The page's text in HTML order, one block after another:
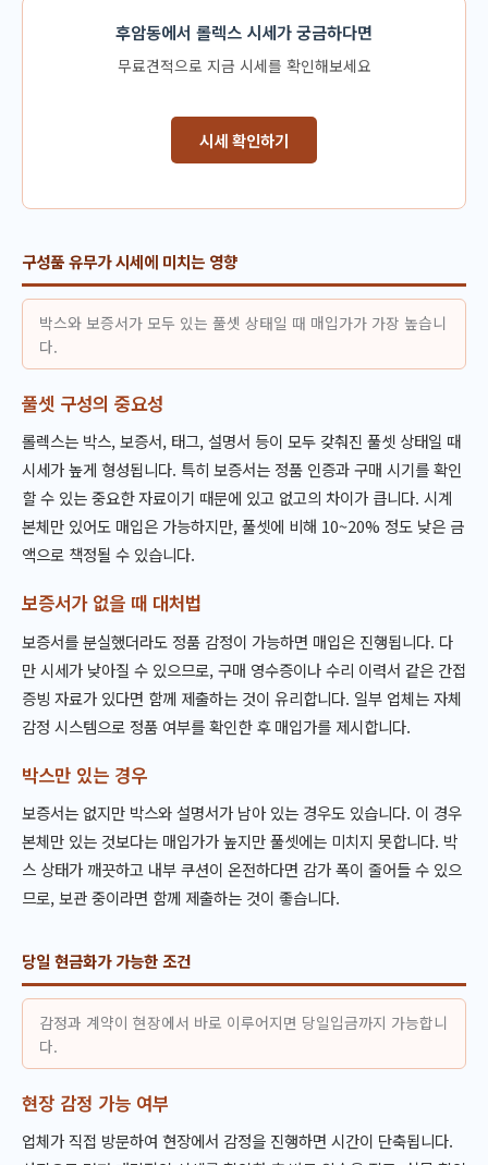
후암동에서 롤렉스 시세가 궁금하다면
무료견적으로 지금 시세를 확인해보세요
시세 확인하기
구성품 유무가 시세에 미치는 영향
박스와 보증서가 모두 있는 풀셋 상태일 때 매입가가 가장 높습니
다.
풀셋 구성의 중요성
롤렉스는 박스, 보증서, 태그, 설명서 등이 모두 갖춰진 풀셋 상태일 때
시세가 높게 형성됩니다. 특히 보증서는 정품 인증과 구매 시기를 확인
할 수 있는 중요한 자료이기 때문에 있고 없고의 차이가 큽니다. 시계
본체만 있어도 매입은 가능하지만, 풀셋에 비해 10~20% 정도 낮은 금
액으로 책정될 수 있습니다.
보증서가 없을 때 대처법
보증서를 분실했더라도 정품 감정이 가능하면 매입은 진행됩니다. 다
만 시세가 낮아질 수 있으므로, 구매 영수증이나 수리 이력서 같은 간접
증빙 자료가 있다면 함께 제출하는 것이 유리합니다. 일부 업체는 자체
감정 시스템으로 정품 여부를 확인한 후 매입가를 제시합니다.
박스만 있는 경우
보증서는 없지만 박스와 설명서가 남아 있는 경우도 있습니다. 이 경우
본체만 있는 것보다는 매입가가 높지만 풀셋에는 미치지 못합니다. 박
스 상태가 깨끗하고 내부 쿠션이 온전하다면 감가 폭이 줄어들 수 있으
므로, 보관 중이라면 함께 제출하는 것이 좋습니다.
당일 현금화가 가능한 조건
감정과 계약이 현장에서 바로 이루어지면 당일입금까지 가능합니
다.
현장 감정 가능 여부
업체가 직접 방문하여 현장에서 감정을 진행하면 시간이 단축됩니다.